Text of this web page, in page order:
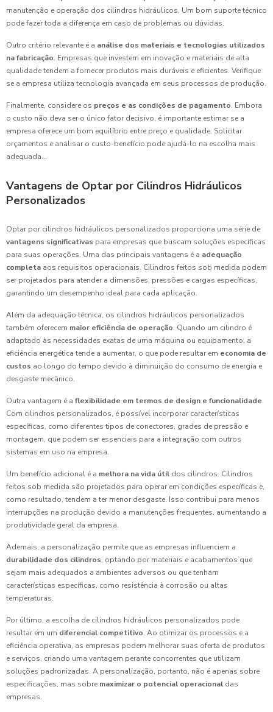
manutenção e operação dos cilindros hidráulicos. Um bom suporte técnico
pode fazer toda a diferença em caso de problemas ou dúvidas.
Outro critério relevante é a análise dos materiais e tecnologias utilizados
na fabricação. Empresas que investem em inovação e materiais de alta
qualidade tendem a fornecer produtos mais duráveis e eficientes. Verifique
se a empresa utiliza tecnologia avançada em seus processos de produção.
Finalmente, considere os preços e as condições de pagamento. Embora
o custo não deva ser o único fator decisivo, é importante estimar se a
empresa oferece um bom equilíbrio entre preço e qualidade. Solicitar
orçamentos e analisar o custo-benefício pode ajudá-lo na escolha mais
adequada...
Vantagens de Optar por Cilindros Hidráulicos
Personalizados
Optar por cilindros hidráulicos personalizados proporciona uma série de
vantagens significativas para empresas que buscam soluções específicas
para suas operações. Uma das principais vantagens é a adequação
completa aos requisitos operacionais. Cilindros feitos sob medida podem
ser projetados para atender a dimensões, pressões e cargas específicas,
garantindo um desempenho ideal para cada aplicação.
Além da adequação técnica, os cilindros hidráulicos personalizados
também oferecem maior eficiência de operação. Quando um cilindro é
adaptado às necessidades exatas de uma máquina ou equipamento, a
eficiência energética tende a aumentar, o que pode resultar em economia de
custos ao longo do tempo devido à diminuição do consumo de energia e
desgaste mecânico.
Outra vantagem é a flexibilidade em termos de design e funcionalidade.
Com cilindros personalizados, é possível incorporar características
específicas, como diferentes tipos de conectores, grades de pressão e
montagem, que podem ser essenciais para a integração com outros
sistemas em uso na empresa.
Um benefício adicional é a melhora na vida útil dos cilindros. Cilindros
feitos sob medida são projetados para operar em condições específicas e,
como resultado, tendem a ter menor desgaste. Isso contribui para menos
interrupções na produção devido a manutenções frequentes, aumentando a
produtividade geral da empresa.
Ademais, a personalização permite que as empresas influenciem a
durabilidade dos cilindros, optando por materiais e acabamentos que
sejam mais adequados a ambientes adversos ou que tenham
características específicas, como resistência à corrosão ou altas
temperaturas.
Por último, a escolha de cilindros hidráulicos personalizados pode
resultar em um diferencial competitivo. Ao otimizar os processos e a
eficiência operativa, as empresas podem melhorar suas oferta de produtos
e serviços, criando uma vantagem perante concorrentes que utilizam
soluções padronizadas. A personalização, portanto, não é apenas sobre
especificações, mas sobre maximizar o potencial operacional das
empresas.